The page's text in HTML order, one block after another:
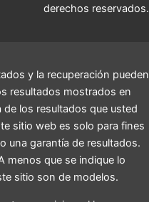
derechos reservados.
y la recuperación pueden
resultados mostrados en
los resultados que usted
sitio web es solo para fines
una garantía de resultados.
menos que se indique lo
sitio son de modelos.